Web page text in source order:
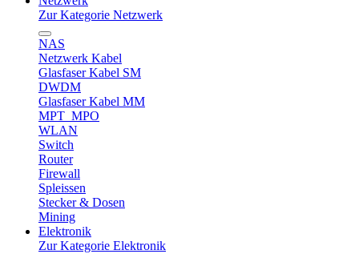
Zur Kategorie Netzwerk
NAS
Netzwerk Kabel
Glasfaser Kabel SM
DWDM
Glasfaser Kabel MM
MPT_MPO
WLAN
Switch
Router
Firewall
Spleissen
Stecker & Dosen
Mining
Elektronik
Zur Kategorie Elektronik